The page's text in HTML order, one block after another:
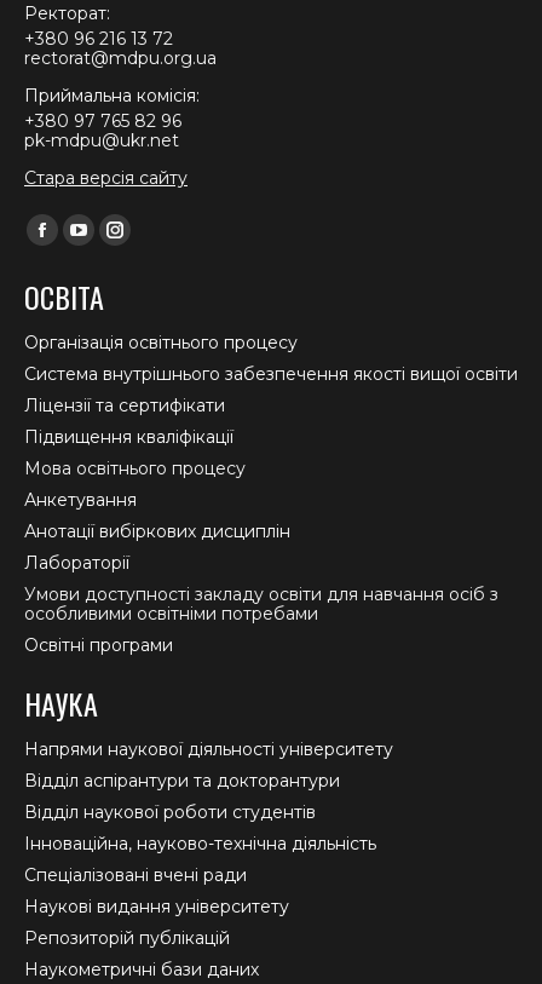
Ректорат:
+380 96 216 13 72
rectorat@mdpu.org.ua
Приймальна комісія:
+380 97 765 82 96
pk-mdpu@ukr.net
Стара версія сайту
Find us on:
Facebook
opens
in
new
window
YouTube
opens
in
new
window
Instagram
in
new
window
ОСВІТА
Організація освітнього процесу
Система внутрішнього забезпечення якості вищої освіти
Ліцензії та сертифікати
Підвищення кваліфікації
Мова освітнього процесу
Анкетування
Анотації вибіркових дисциплін
Лабораторії
Умови доступності закладу освіти для навчання осіб з
особливими освітніми потребами
Освітні програми
НАУКА
Напрями наукової діяльності університету
Відділ аспірантури та докторантури
Відділ наукової роботи студентів
Інноваційна, науково-технічна діяльність
Спеціалізовані вчені ради
Наукові видання університету
Репозиторій публікацій
Наукометричні бази даних